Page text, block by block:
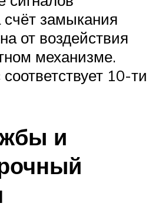
счёт замыкания
от воздействия
механизме.
10-ти
и